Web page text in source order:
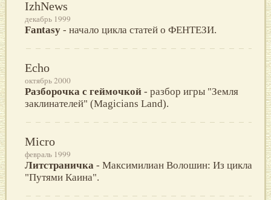
IzhNews
декабрь 1999
Fantasy - начало цикла статей о ФЕНТЕЗИ.
Echo
октябрь 2000
Разборочка с геймочкой - разбор игры "Земля
заклинателей" (Magicians Land).
Micro
февраль 1999
Литстраничка - Максимилиан Волошин: Из цикла
"Путями Каина".